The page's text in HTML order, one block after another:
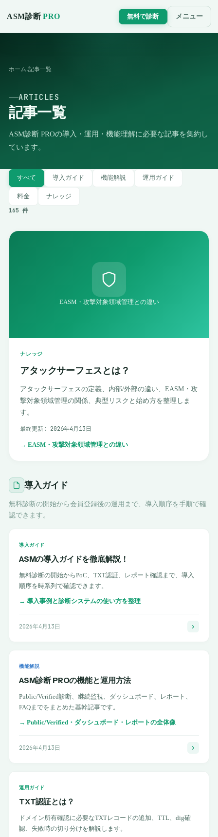
ASM診断PRO 無料で診断 メニュー
ホーム›記事一覧
ARTICLES
記事一覧
ASM診断 PROの導入・運用・機能理解に必要な記事を集約し
ています。
すべて 導入ガイド 機能解説 運用ガイド
料金
ナレッジ
165 件
EASM・攻撃対象領域管理との違い
ナレッジ
アタックサーフェスとは？
アタックサーフェスの定義、内部/外部の違い、EASM・攻
撃対象領域管理の関係、典型リスクと始め方を整理しま
す。
最終更新: 2026年4月13日
→EASM・攻撃対象領域管理との違い
導入ガイド
無料診断の開始から会員登録後の運用まで、導入順序を手順で確
認できます。
導入ガイド
ASMの導入ガイドを徹底解説！
無料診断の開始からPoC、TXT認証、レポート確認まで、導入
順序を時系列で確認できます。
→ 導入事例と診断システムの使い方を整理
2026年4月13日
機能解説
ASM診断 PROの機能と運用方法
Public/Verified診断、継続監視、ダッシュボード、レポート、
FAQまでをまとめた基幹記事です。
→ Public/Verified・ダッシュボード・レポートの全体像
2026年4月13日
運用ガイド
TXT認証とは？
ドメイン所有確認に必要なTXTレコードの追加、TTL、dig確
認、失敗時の切り分けを解説します。